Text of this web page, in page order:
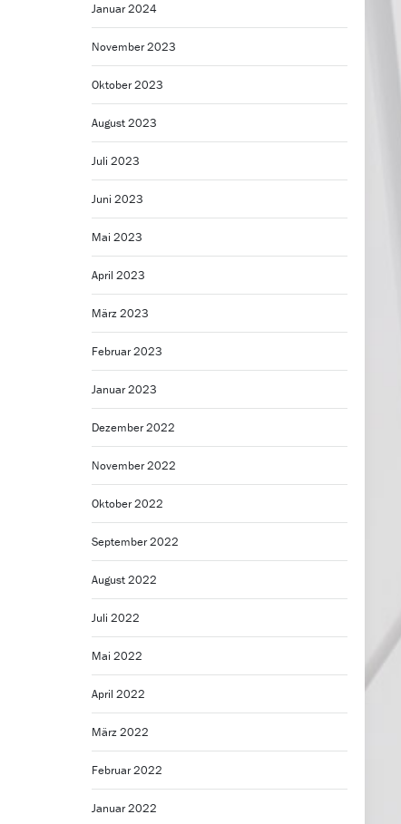
Januar 2024
November 2023
Oktober 2023
August 2023
Juli 2023
Juni 2023
Mai 2023
April 2023
März 2023
Februar 2023
Januar 2023
Dezember 2022
November 2022
Oktober 2022
September 2022
August 2022
Juli 2022
Mai 2022
April 2022
März 2022
Februar 2022
Januar 2022